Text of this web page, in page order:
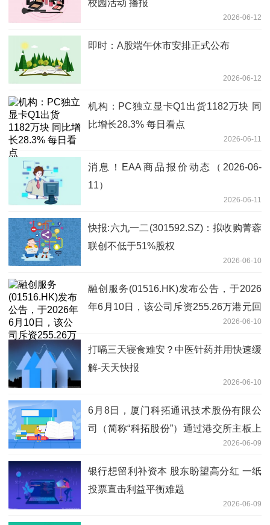
校园活动 播报
2026-06-12
即时：A股端午休市安排正式公布
2026-06-12
机构：PC独立显卡Q1出货1182万块 同
比增长28.3% 每日看点
2026-06-11
消息！EAA商品报价动态（2026-06-
11）
2026-06-11
快报:六九一二(301592.SZ)：拟收购菁蓉
联创不低于51%股权
2026-06-10
融创服务(01516.HK)发布公告，于2026
年6月10日，该公司斥资255.26万港元回
2026-06-10
打嗝三天寝食难安？中医针药并用快速缓
解-天天快报
2026-06-10
6月8日，厦门科拓通讯技术股份有限公
司（简称“科拓股份”）通过港交所主板上
市聆讯，中金公司、民银资本为联席保荐
人
2026-06-09
银行想留利补资本 股东盼望高分红 一纸
投票直击利益平衡难题
2026-06-09